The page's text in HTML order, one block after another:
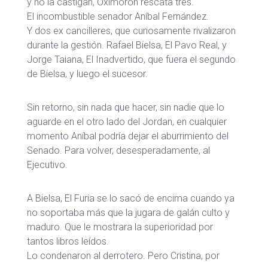
El incombustible senador Aníbal Fernández.
Y dos ex cancilleres, que curiosamente rivalizaron
durante la gestión. Rafael Bielsa, El Pavo Real, y
Jorge Taiana, El Inadvertido, que fuera el segundo
de Bielsa, y luego el sucesor.
Sin retorno, sin nada que hacer, sin nadie que lo
aguarde en el otro lado del Jordan, en cualquier
momento Aníbal podría dejar el aburrimiento del
Senado. Para volver, desesperadamente, al
Ejecutivo.
A Bielsa, El Furia se lo sacó de encima cuando ya
no soportaba más que la jugara de galán culto y
maduro. Que le mostrara la superioridad por
tantos libros leídos.
Lo condenaron al derrotero. Pero Cristina, por